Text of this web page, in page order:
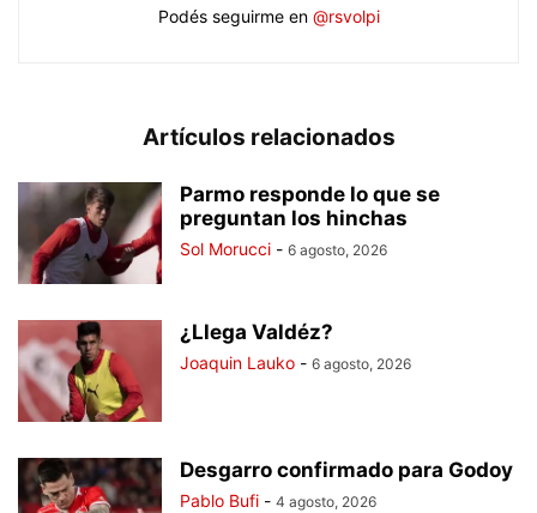
Podés seguirme en @rsvolpi
Artículos relacionados
Parmo responde lo que se
preguntan los hinchas
Sol Morucci - 6 agosto, 2026
¿Llega Valdéz?
Joaquin Lauko - 6 agosto, 2026
Desgarro confirmado para Godoy
Pablo Bufi - 4 agosto, 2026